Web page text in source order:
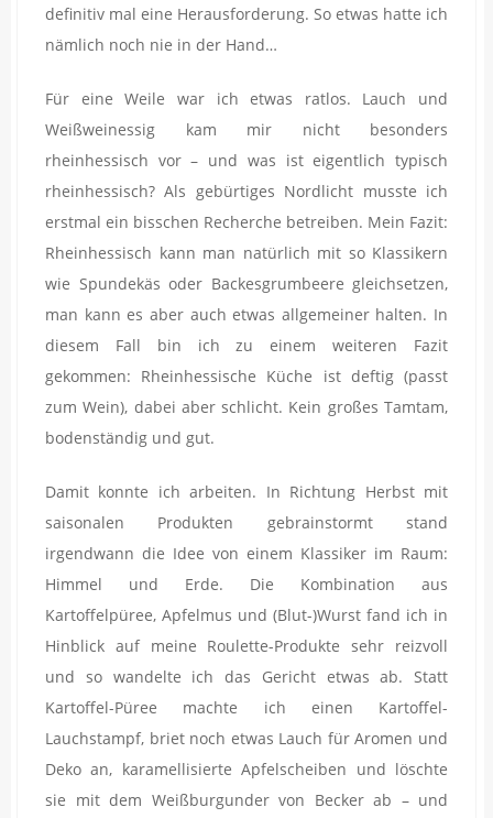
definitiv mal eine Herausforderung. So etwas hatte ich
nämlich noch nie in der Hand…
Für eine Weile war ich etwas ratlos. Lauch und
Weißweinessig kam mir nicht besonders
rheinhessisch vor – und was ist eigentlich typisch
rheinhessisch? Als gebürtiges Nordlicht musste ich
erstmal ein bisschen Recherche betreiben. Mein Fazit:
Rheinhessisch kann man natürlich mit so Klassikern
wie Spundekäs oder Backesgrumbeere gleichsetzen,
man kann es aber auch etwas allgemeiner halten. In
diesem Fall bin ich zu einem weiteren Fazit
gekommen: Rheinhessische Küche ist deftig (passt
zum Wein), dabei aber schlicht. Kein großes Tamtam,
bodenständig und gut.
Damit konnte ich arbeiten. In Richtung Herbst mit
saisonalen Produkten gebrainstormt stand
irgendwann die Idee von einem Klassiker im Raum:
Himmel und Erde. Die Kombination aus
Kartoffelpüree, Apfelmus und (Blut-)Wurst fand ich in
Hinblick auf meine Roulette-Produkte sehr reizvoll
und so wandelte ich das Gericht etwas ab. Statt
Kartoffel-Püree machte ich einen Kartoffel-
Lauchstampf, briet noch etwas Lauch für Aromen und
Deko an, karamellisierte Apfelscheiben und löschte
sie mit dem Weißburgunder von Becker ab – und